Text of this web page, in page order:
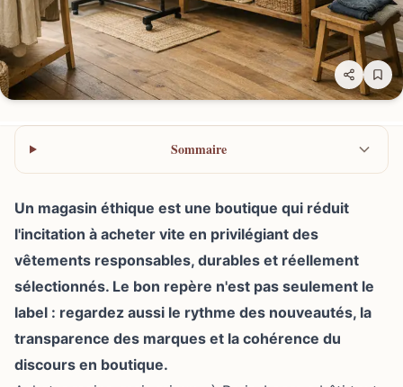
Sommaire
Un magasin éthique est une boutique qui réduit
l'incitation à acheter vite en privilégiant des
vêtements responsables, durables et réellement
sélectionnés. Le bon repère n'est pas seulement le
label : regardez aussi le rythme des nouveautés, la
transparence des marques et la cohérence du
discours en boutique.